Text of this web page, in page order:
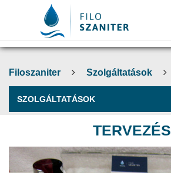
Filoszaniter Szolgáltatások
SZOLGÁLTATÁSOK
TERVEZÉS